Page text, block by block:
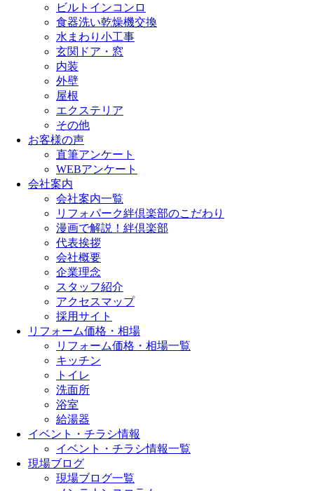
ビルトインコンロ
食器洗い乾燥機交換
水まわり小工事
玄関ドア・窓
内装
外壁
屋根
エクステリア
その他
お客様の声
直筆アンケート
WEBアンケート
会社案内
会社案内一覧
リフォパーク絆倶楽部のこだわり
漫画で解説！絆倶楽部
代表挨拶
会社概要
企業理念
スタッフ紹介
アクセスマップ
採用サイト
リフォーム価格・相場
リフォーム価格・相場一覧
キッチン
トイレ
洗面所
浴室
給湯器
イベント・チラシ情報
イベント・チラシ情報一覧
現場ブログ
現場ブログ一覧